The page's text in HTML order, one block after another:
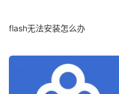
flash无法安装怎么办